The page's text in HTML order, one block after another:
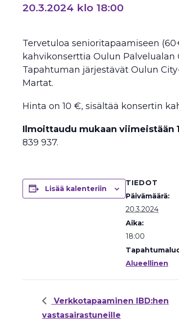
20.3.2024 klo 18:00
Tervetuloa senioritapaamiseen
kahvikonserttia Oulun Palvelualan
Tapahtuman järjestävät Oulun
Martat.
Hinta on 10 €, sisältää konsertin
Ilmoittaudu mukaan viimeistään
839 937.
Lisää kalenteriin
TIEDOT
Päivämäärä:
20.3.2024
Aika:
18:00
Alueellinen
Verkkotapaaminen IBD:hen
vastasairastuneille